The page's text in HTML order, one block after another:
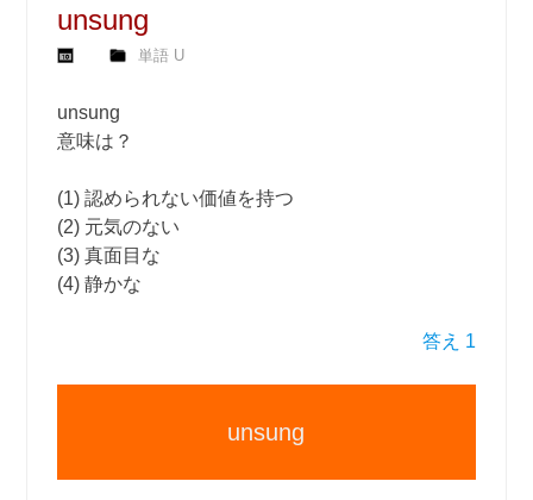
unsung
単語 U
unsung
意味は？
(1) 認められない価値を持つ
(2) 元気のない
(3) 真面目な
(4) 静かな
答え 1
unsung